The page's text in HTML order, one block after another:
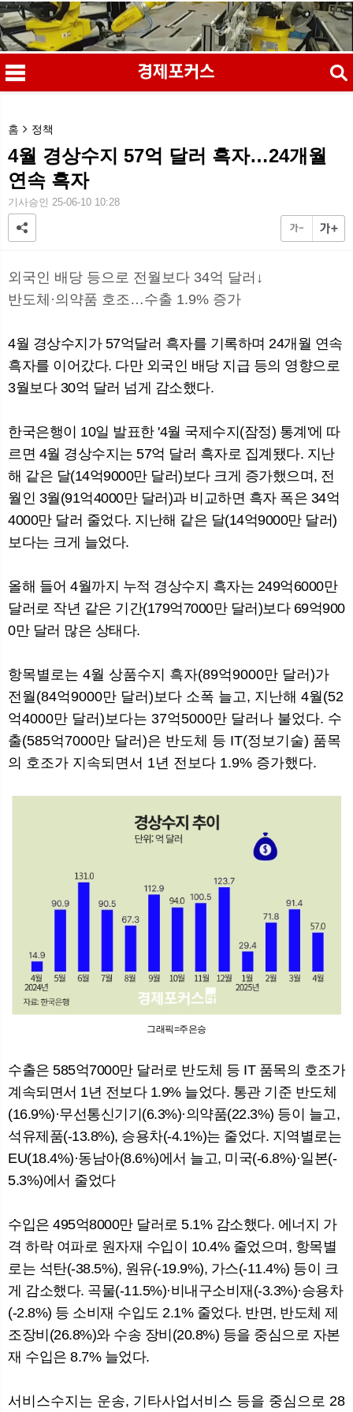
메
홈 정책
4월 경상수지 57억 달러 흑자…24개월
연속 흑자
기사승인 25-06-10 10:28
외국인 배당 등으로 전월보다 34억 달러↓
반도체·의약품 호조…수출 1.9% 증가
4월 경상수지가 57억달러 흑자를 기록하며 24개월 연속
흑자를 이어갔다. 다만 외국인 배당 지급 등의 영향으로
3월보다 30억 달러 넘게 감소했다.
한국은행이 10일 발표한 '4월 국제수지(잠정) 통계'에 따
르면 4월 경상수지는 57억 달러 흑자로 집계됐다. 지난
해 같은 달(14억9000만 달러)보다 크게 증가했으며, 전
월인 3월(91억4000만 달러)과 비교하면 흑자 폭은 34억
4000만 달러 줄었다. 지난해 같은 달(14억9000만 달러)
보다는 크게 늘었다.
올해 들어 4월까지 누적 경상수지 흑자는 249억6000만
달러로 작년 같은 기간(179억7000만 달러)보다 69억900
0만 달러 많은 상태다.
항목별로는 4월 상품수지 흑자(89억9000만 달러)가
전월(84억9000만 달러)보다 소폭 늘고, 지난해 4월(52
억4000만 달러)보다는 37억5000만 달러나 불었다. 수
출(585억7000만 달러)은 반도체 등 IT(정보기술) 품목
의 호조가 지속되면서 1년 전보다 1.9% 증가했다.
그래픽=주은승
수출은 585억7000만 달러로 반도체 등 IT 품목의 호조가
계속되면서 1년 전보다 1.9% 늘었다. 통관 기준 반도체
(16.9%)·무선통신기기(6.3%)·의약품(22.3%) 등이 늘고,
석유제품(-13.8%), 승용차(-4.1%)는 줄었다. 지역별로는
EU(18.4%)·동남아(8.6%)에서 늘고, 미국(-6.8%)·일본(-
5.3%)에서 줄었다
수입은 495억8000만 달러로 5.1% 감소했다. 에너지 가
격 하락 여파로 원자재 수입이 10.4% 줄었으며, 항목별
로는 석탄(-38.5%), 원유(-19.9%), 가스(-11.4%) 등이 크
게 감소했다. 곡물(-11.5%)·비내구소비재(-3.3%)·승용차
(-2.8%) 등 소비재 수입도 2.1% 줄었다. 반면, 반도체 제
조장비(26.8%)와 수송 장비(20.8%) 등을 중심으로 자본
재 수입은 8.7% 늘었다.
서비스수지는 운송, 기타사업서비스 등을 중심으로 28